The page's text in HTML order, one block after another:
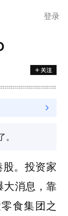
登录
。投资家
大消息，靠
食集团之